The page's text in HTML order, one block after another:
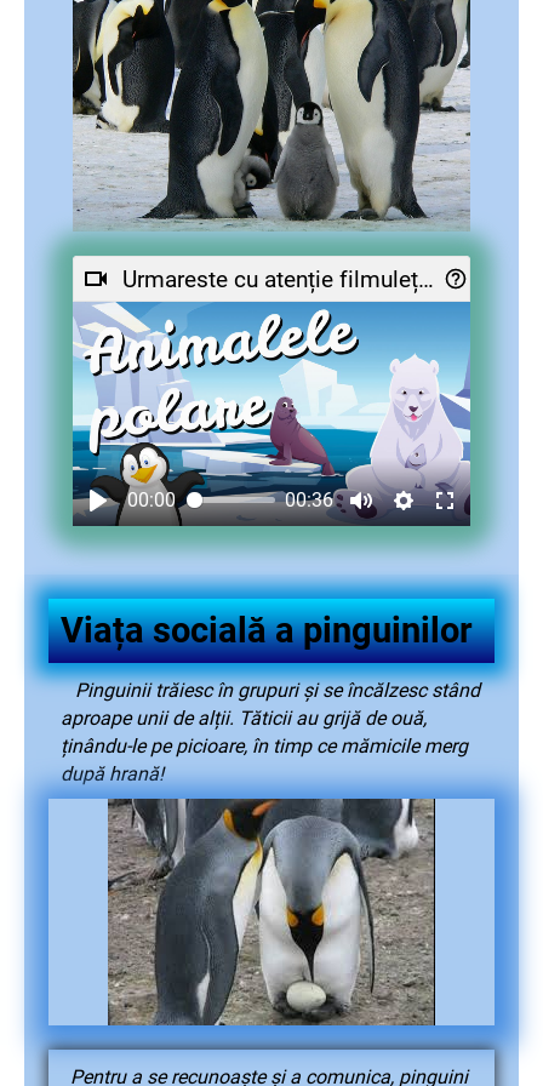
Urmareste cu atenție filmulețul despre pinguini
00:00 00:36
Viața socială a pinguinilor
Pinguinii trăiesc în grupuri și se încălzesc stând
aproape unii de alții. Tăticii au grijă de ouă,
ținându-le pe picioare, în timp ce mămicile merg
după hrană!
Pentru a se recunoaște și a comunica, pinguini